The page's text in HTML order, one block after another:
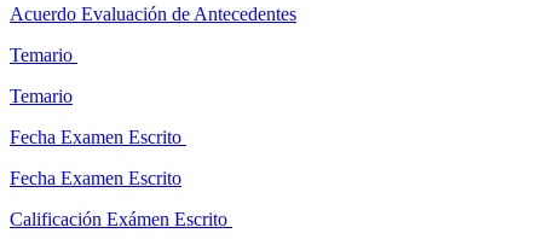
Acuerdo Evaluación de Antecedentes
Temario
Temario
Fecha Examen Escrito
Fecha Examen Escrito
Calificación Exámen Escrito